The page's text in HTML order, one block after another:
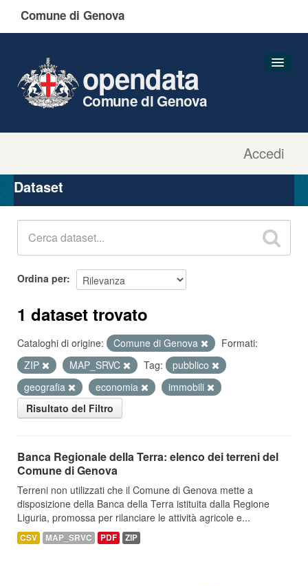
Comune di Genova
Accedi
opendata
Comune di Genova
Organizzazioni
Gruppi
Dataset
Ordina per
1 dataset trovato
Cataloghi di origine: Comune di Genova
Formati:
ZIP
MAP_SRVC Tag:
pubblico
geografia
economia
immobili
Risultato del Filtro
Banca Regionale della Terra: elenco dei terreni del
Comune di Genova
Terreni non utilizzati che il Comune di Genova mette a
disposizione della Banca della Terra istituita dalla Regione
Liguria, promossa per rilanciare le attività agricole e...
CSV MAP_SRVC PDF ZIP